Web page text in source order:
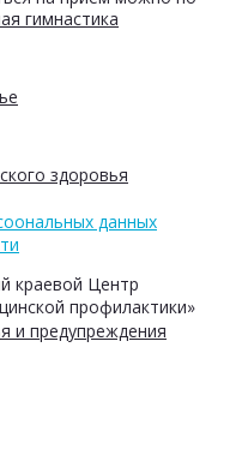
гимнастика
здоровья
и предупреждения
данных
краевой Центр
профилактики»